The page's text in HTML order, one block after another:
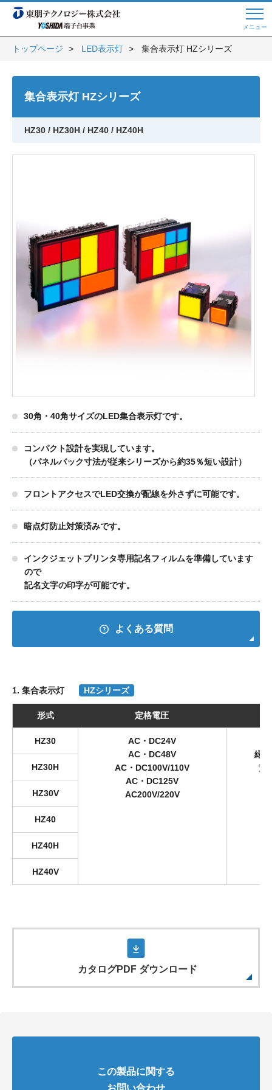
メニュー
会員登録
製品検索
トップページ LED表示灯 集合表示灯 HZシリーズ
集合表示灯 HZシリーズ
HZ30 / HZ30H / HZ40 / HZ40H
30角・40角サイズのLED集合表示灯です。
コンパクト設計を実現しています。
（パネルバック寸法が従来シリーズから約35％短い設計）
フロントアクセスでLED交換が配線を外さずに可能です。
暗点灯防止対策済みです。
インクジェットプリンタ専用記名フィルムを準備しています
ので
記名文字の印字が可能です。
よくある質問
1. 集合表示灯 HZシリーズ
形式 定格電圧
HZ30
AC・DC24V
AC・DC48V
AC・DC100V/110V
AC・DC125V
AC200V/220V
緑
黄
HZ30H
HZ30V
HZ40
HZ40H
HZ40V
カタログPDF ダウンロード
この製品に関する